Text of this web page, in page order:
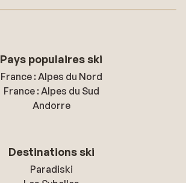
Pays populaires ski
France : Alpes du Nord
France : Alpes du Sud
Andorre
Destinations ski
Paradiski